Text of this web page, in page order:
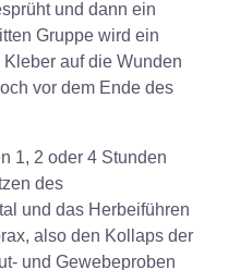
und dann ein
Gruppe wird ein
auf die Wunden
vor dem Ende des
1, 2 oder 4 Stunden
des
und das Herbeiführen
also den Kollaps der
und Gewebeproben